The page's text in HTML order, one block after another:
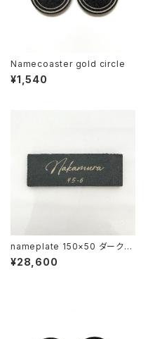
Namecoaster gold circle
¥1,540
nameplate 150×50 ダークグ
レー
¥28,600